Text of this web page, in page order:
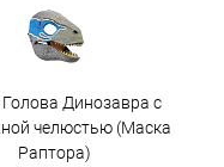
Динозавра с
челюстью (Маска
Раптора)